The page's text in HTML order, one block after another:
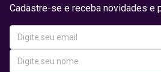
Cadastre-se e receba novidades e